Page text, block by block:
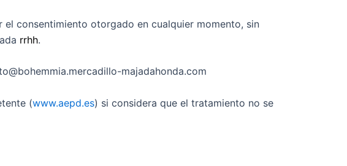
consentimiento otorgado en cualquier momento, sin
rrhh.
majadahonda.com
(www.aepd.es) si considera que el tratamiento no se